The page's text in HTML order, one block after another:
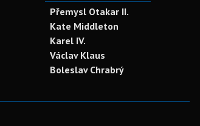
Přemysl Otakar II.
Kate Middleton
Karel IV.
Václav Klaus
Boleslav Chrabrý